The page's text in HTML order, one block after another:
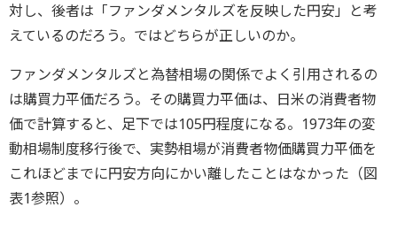
対し、後者は「ファンダメンタルズを反映した円安」と考
えているのだろう。ではどちらが正しいのか。
ファンダメンタルズと為替相場の関係でよく引用されるの
は購買力平価だろう。その購買力平価は、日米の消費者物
価で計算すると、足下では105円程度になる。1973年の変
動相場制度移行後で、実勢相場が消費者物価購買力平価を
これほどまでに円安方向にかい離したことはなかった（図
表1参照）。